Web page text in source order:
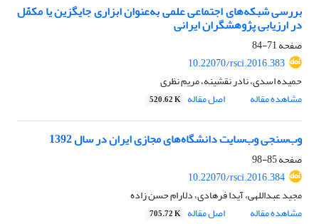
بررسی شبکه‌های اجتماعی علمی به‌عنوان ابزاری جایگزین یا مکمّل
در ارزیابی پژوهشگران ایرانی
صفحه71-84
10.22070/rsci.2016.383
حمیده اسدی، نادر نقشینه، مریم نظری
مشاهده مقاله
اصل مقاله 520.62 K
وب‌سنجی وب‌سایت دانشگاه‌های مجازی ایران در سال 1392
صفحه85-98
10.22070/rsci.2016.384
مجید عبداللهی، آیدا فرهادی، دلارام حسن زاده
مشاهده مقاله
اصل مقاله 705.72 K